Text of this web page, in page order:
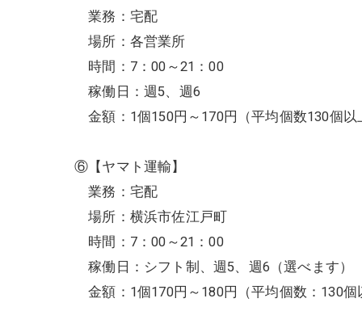
業務：宅配
場所：各営業所
時間：7：00～21：00
稼働日：週5、週6
金額：1個150円～170円（平均個数130個以
⑥【ヤマト運輸】
業務：宅配
場所：横浜市佐江戸町
時間：7：00～21：00
稼働日：シフト制、週5、週6（選べます）
金額：1個170円～180円（平均個数：130